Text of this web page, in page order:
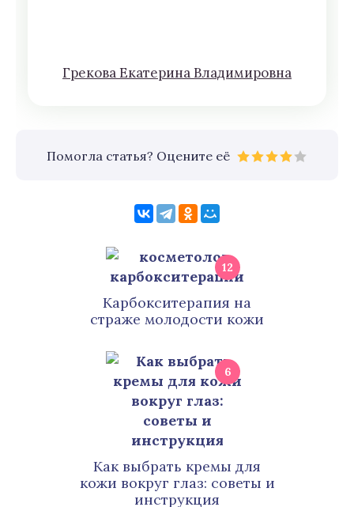
Грeкoва Eкатeринa Влaдимирoвна
Помогла статья? Оцените её
12
Карбокситерапия на
страже молодости кожи
6
Как выбрать кремы для
кожи вокруг глаз: советы и
инструкция